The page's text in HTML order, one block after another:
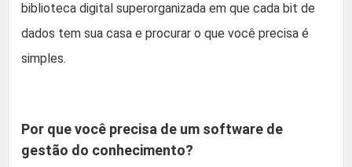
biblioteca digital superorganizada em que cada bit de
dados tem sua casa e procurar o que você precisa é
simples.
Por que você precisa de um software de
gestão do conhecimento?